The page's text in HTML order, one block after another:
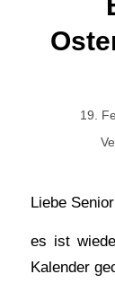
19.
Liebe
es ist
Kalender